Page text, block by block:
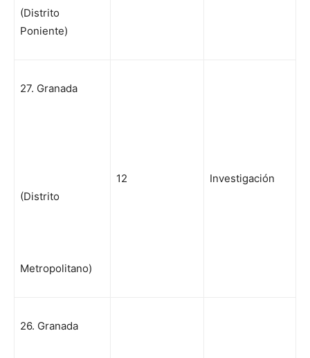
(Distrito
Poniente)
27. Granada
(Distrito
Metropolitano)
12 Investigación
26. Granada